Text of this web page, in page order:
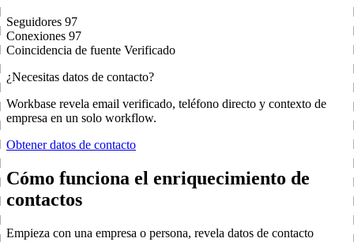
Seguidores 97
Conexiones 97
Coincidencia de fuente Verificado
¿Necesitas datos de contacto?
Workbase revela email verificado, teléfono directo y contexto de
empresa en un solo workflow.
Obtener datos de contacto
Cómo funciona el enriquecimiento de
contactos
Empieza con una empresa o persona, revela datos de contacto